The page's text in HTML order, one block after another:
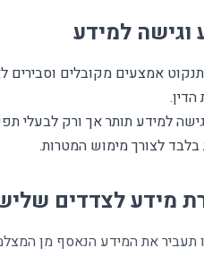
למידע
אמצעים מקובלים
למידע תותר אך ורק לבעלי
לצורך מימוש המטרות.
מידע לצדדים
את המידע הנאסף מן